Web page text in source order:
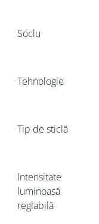
Soclu
Tehnologie
Tip de sticlă
Intensitate
luminoasă
reglabilă